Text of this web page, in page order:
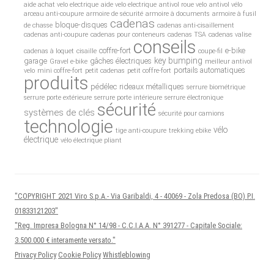
aide achat velo electrique aide velo electrique antivol roue velo antivol vélo
arceau anti-coupure armoire de sécurité armoire à documents armoire à fusil
de chasse bloque-disques cadenas cadenas anti-cisaillement
cadenas anti-coupure cadenas pour conteneurs cadenas TSA cadenas valise
cadenas à loquet cisaille coffre-fort conseils coupe-fil e-bike
garage Gravel e-bike gâches électriques key bumping meilleur antivol
velo mini coffre-fort petit cadenas petit coffre-fort portails automatiques
produits pédélec rideaux métalliques serrure biométrique
serrure porte extérieure serrure porte intérieure serrure électronique
systèmes de clés sécurité sécurité pour camions
technologie tige anti-coupure trekking ebike vélo
électrique vélo électrique pliant
"COPYRIGHT 2021 Viro S.p.A.- Via Garibaldi, 4 - 40069 - Zola Predosa (BO) P.I.
01833121203"
"Reg. Impresa Bologna N° 14/98 - C.C.I.A.A. N° 391277 - Capitale Sociale:
3.500.000 € interamente versato."
Privacy Policy Cookie Policy Whistleblowing